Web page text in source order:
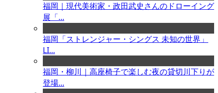
福岡｜現代美術家・政田武史さんのドローイング
展「...
福岡「ストレンジャー・シングス 未知の世界」
LI...
福岡・柳川｜高座椅子で楽しむ夜の貸切川下りが
登場...